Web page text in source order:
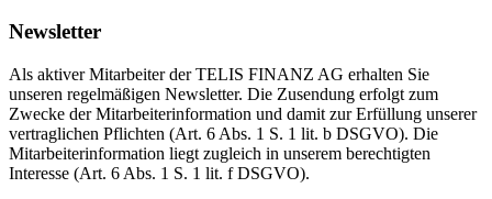
Newsletter
Als aktiver Mitarbeiter der TELIS FINANZ AG erhalten Sie
unseren regelmäßigen Newsletter. Die Zusendung erfolgt zum
Zwecke der Mitarbeiterinformation und damit zur Erfüllung unserer
vertraglichen Pflichten (Art. 6 Abs. 1 S. 1 lit. b DSGVO). Die
Mitarbeiterinformation liegt zugleich in unserem berechtigten
Interesse (Art. 6 Abs. 1 S. 1 lit. f DSGVO).